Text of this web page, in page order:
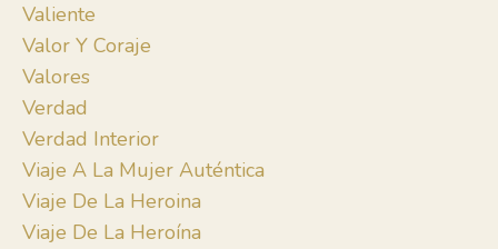
Valiente
Valor Y Coraje
Valores
Verdad
Verdad Interior
Viaje A La Mujer Auténtica
Viaje De La Heroina
Viaje De La Heroína